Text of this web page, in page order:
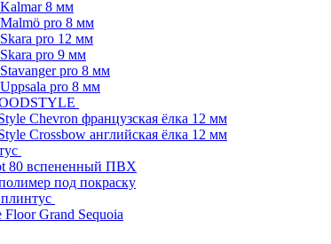
8 мм
pro 8 мм
pro 12 мм
pro 9 мм
pro 8 мм
pro 8 мм
Chevron французская ёлка 12 мм
Crossbow английская ёлка 12 мм
80 вспененный ПВХ
под покраску
Floor Grand Sequoia